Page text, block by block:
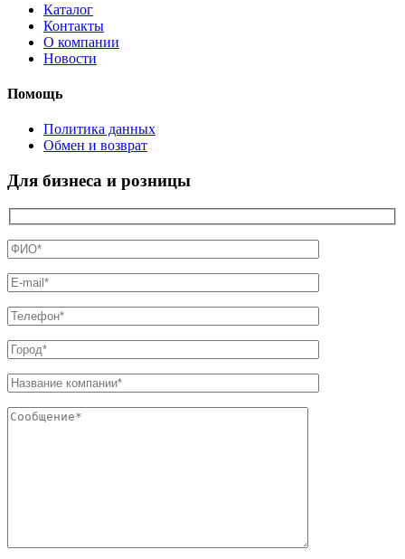
Каталог
Контакты
О компании
Новости
Помощь
Политика данных
Обмен и возврат
Для бизнеса и розницы